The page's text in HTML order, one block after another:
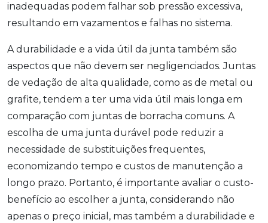
inadequadas podem falhar sob pressão excessiva,
resultando em vazamentos e falhas no sistema.
A durabilidade e a vida útil da junta também são
aspectos que não devem ser negligenciados. Juntas
de vedação de alta qualidade, como as de metal ou
grafite, tendem a ter uma vida útil mais longa em
comparação com juntas de borracha comuns. A
escolha de uma junta durável pode reduzir a
necessidade de substituições frequentes,
economizando tempo e custos de manutenção a
longo prazo. Portanto, é importante avaliar o custo-
benefício ao escolher a junta, considerando não
apenas o preço inicial, mas também a durabilidade e